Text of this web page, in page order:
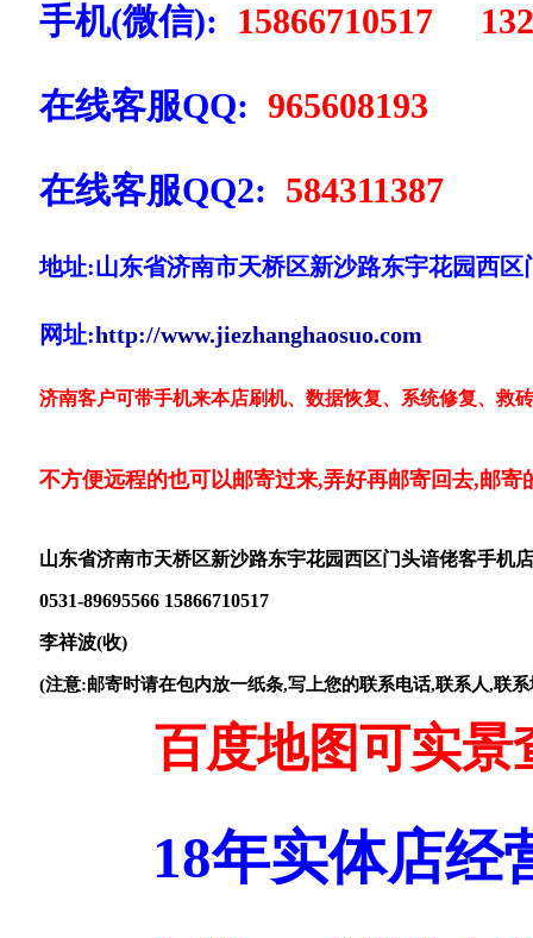
手机(微信): 15866710517
在线客服QQ: 965608193
在线客服QQ2: 584311387
地址:山东省济南市天桥区新沙路东宇花园西区
网址:http://www.jiezhanghaosuo.com
济南客户可带手机来本店刷机、数据恢复、系统修复、救
不方便远程的也可以邮寄过来,弄好再邮寄回去,邮寄
山东省济南市天桥区新沙路东宇花园西区门头谙佬客手机店
0531-89695566 15866710517
李祥波(收)
(注意:邮寄时请在包内放一纸条,写上您的联系电话,联系人,联
百度地图可实景
18年实体店经